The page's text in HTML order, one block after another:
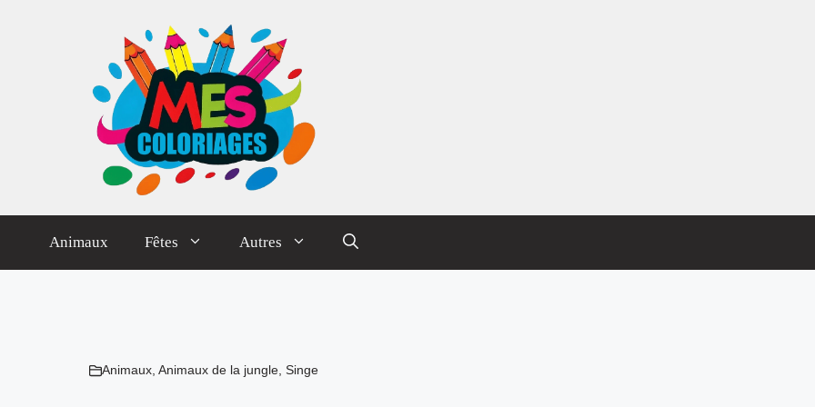
Animaux Fêtes Autres
Animaux, Animaux de la jungle, Singe